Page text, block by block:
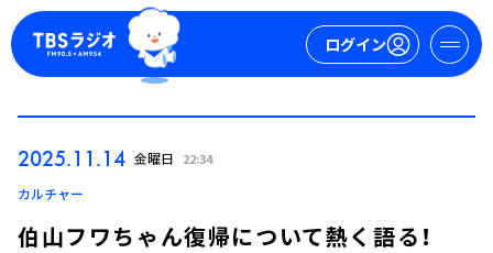
ログイン
2025.11.14 金曜日 22:34
カルチャー
伯山フワちゃん復帰について熱く語る！